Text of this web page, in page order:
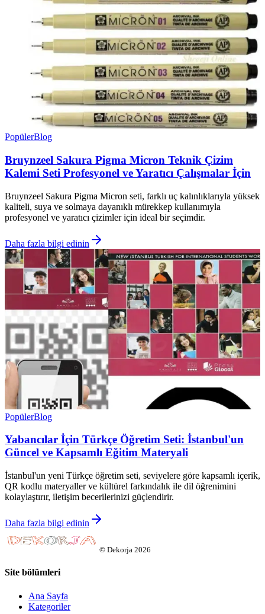
PopülerBlog
Bruynzeel Sakura Pigma Micron Teknik Çizim
Kalemi Seti Profesyonel ve Yaratıcı Çalışmalar İçin
Bruynzeel Sakura Pigma Micron seti, farklı uç kalınlıklarıyla yüksek
kaliteli, suya ve solmaya dayanıklı mürekkep kullanımıyla
profesyonel ve yaratıcı çizimler için ideal bir seçimdir.
Daha fazla bilgi edinin
PopülerBlog
Yabancılar İçin Türkçe Öğretim Seti: İstanbul'un
Güncel ve Kapsamlı Eğitim Materyali
İstanbul'un yeni Türkçe öğretim seti, seviyelere göre kapsamlı içerik,
QR kodlu materyaller ve kültürel farkındalık ile dil öğrenimini
kolaylaştırır, iletişim becerilerinizi güçlendirir.
Daha fazla bilgi edinin
© Dekorja 2026
Site bölümleri
Ana Sayfa
Kategoriler